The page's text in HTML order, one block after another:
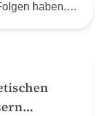
haben.